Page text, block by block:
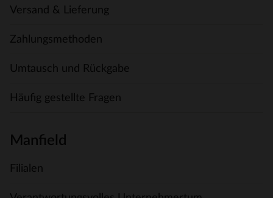
Versand & Lieferung
Zahlungsmethoden
Umtausch und Rückgabe
Häufig gestellte Fragen
Manfield
Filialen